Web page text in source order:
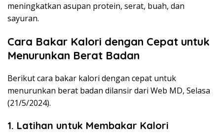
meningkatkan asupan protein, serat, buah, dan
sayuran.
Cara Bakar Kalori dengan Cepat untuk
Menurunkan Berat Badan
Berikut cara bakar kalori dengan cepat untuk
menurunkan berat badan dilansir dari Web MD, Selasa
(21/5/2024).
1. Latihan untuk Membakar Kalori